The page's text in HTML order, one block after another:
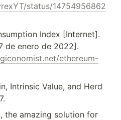
status/14754956862
Index [Internet].
de enero de 2022].
ethereum-
Intrinsic Value, and Herd
the amazing solution for